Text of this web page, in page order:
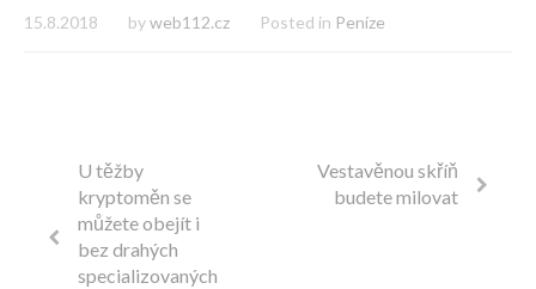
15.8.2018 byweb112.cz Posted in Peníze
U těžby
kryptoměn se
můžete obejít i
bez drahých
specializovaných
Vestavěnou skříň
budete milovat